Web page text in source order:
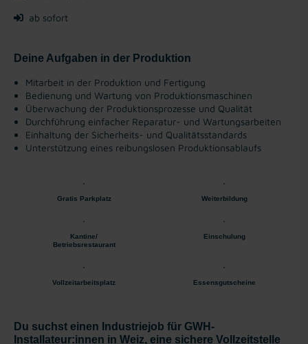
ab sofort
Deine Aufgaben in der Produktion
Mitarbeit in der Produktion und Fertigung
Bedienung und Wartung von Produktionsmaschinen
Überwachung der Produktionsprozesse und Qualität
Durchführung einfacher Reparatur- und Wartungsarbeiten
Einhaltung der Sicherheits- und Qualitätsstandards
Unterstützung eines reibungslosen Produktionsablaufs
Gratis Parkplatz Weiterbildung
Kantine/
Betriebsrestaurant
Einschulung
Vollzeitarbeitsplatz Essensgutscheine
Du suchst einen Industriejob für GWH-
Installateur:innen in Weiz, eine sichere Vollzeitstelle